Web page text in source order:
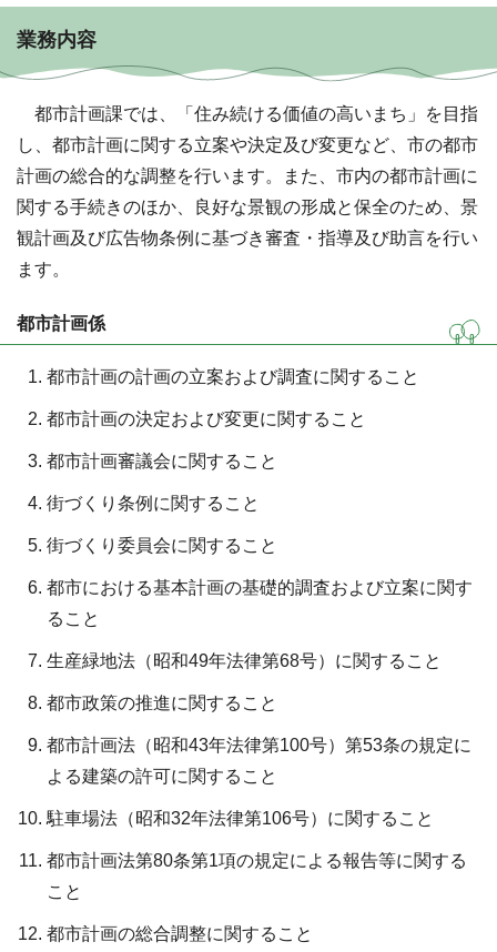
業務内容
都市計画課では、「住み続ける価値の高いまち」を目指
し、都市計画に関する立案や決定及び変更など、市の都市
計画の総合的な調整を行います。また、市内の都市計画に
関する手続きのほか、良好な景観の形成と保全のため、景
観計画及び広告物条例に基づき審査・指導及び助言を行い
ます。
都市計画係
都市計画の計画の立案および調査に関すること
都市計画の決定および変更に関すること
都市計画審議会に関すること
街づくり条例に関すること
街づくり委員会に関すること
都市における基本計画の基礎的調査および立案に関す
ること
生産緑地法（昭和49年法律第68号）に関すること
都市政策の推進に関すること
都市計画法（昭和43年法律第100号）第53条の規定に
よる建築の許可に関すること
駐車場法（昭和32年法律第106号）に関すること
都市計画法第80条第1項の規定による報告等に関する
こと
都市計画の総合調整に関すること